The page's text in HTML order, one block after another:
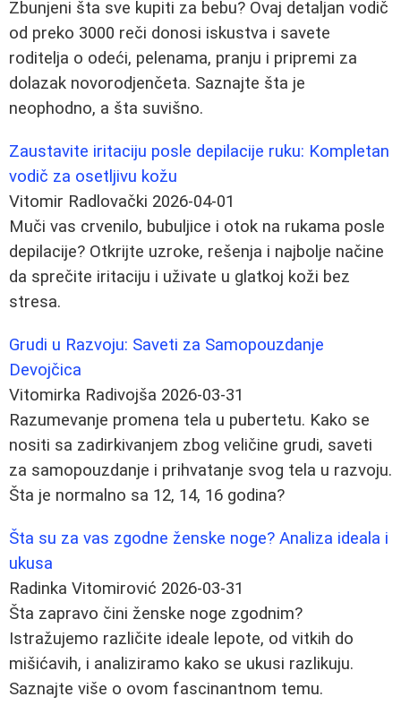
Zbunjeni šta sve kupiti za bebu? Ovaj detaljan vodič
od preko 3000 reči donosi iskustva i savete
roditelja o odeći, pelenama, pranju i pripremi za
dolazak novorodjenčeta. Saznajte šta je
neophodno, a šta suvišno.
Zaustavite iritaciju posle depilacije ruku: Kompletan
vodič za osetljivu kožu
Vitomir Radlovački 2026-04-01
Muči vas crvenilo, bubuljice i otok na rukama posle
depilacije? Otkrijte uzroke, rešenja i najbolje načine
da sprečite iritaciju i uživate u glatkoj koži bez
stresa.
Grudi u Razvoju: Saveti za Samopouzdanje
Devojčica
Vitomirka Radivojša 2026-03-31
Razumevanje promena tela u pubertetu. Kako se
nositi sa zadirkivanjem zbog veličine grudi, saveti
za samopouzdanje i prihvatanje svog tela u razvoju.
Šta je normalno sa 12, 14, 16 godina?
Šta su za vas zgodne ženske noge? Analiza ideala i
ukusa
Radinka Vitomirović 2026-03-31
Šta zapravo čini ženske noge zgodnim?
Istražujemo različite ideale lepote, od vitkih do
mišićavih, i analiziramo kako se ukusi razlikuju.
Saznajte više o ovom fascinantnom temu.